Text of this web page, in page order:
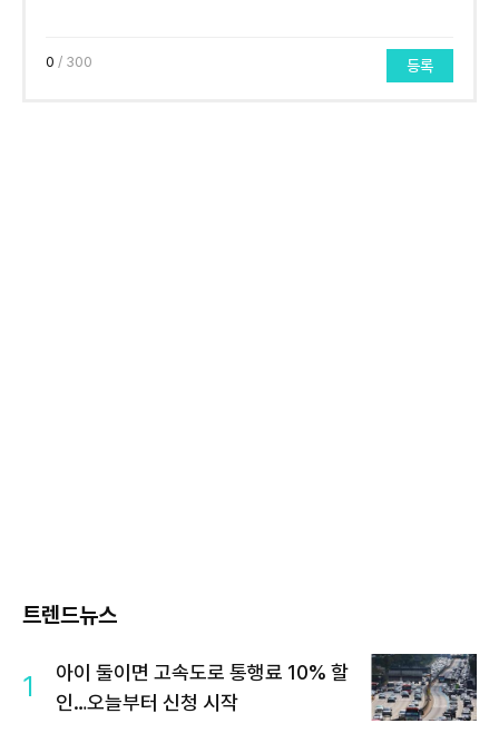
0 / 300 등록
트렌드뉴스
1
아이 둘이면 고속도로 통행료 10% 할
인…오늘부터 신청 시작